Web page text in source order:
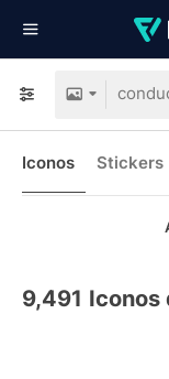
Iconos Stickers
9,491 Iconos